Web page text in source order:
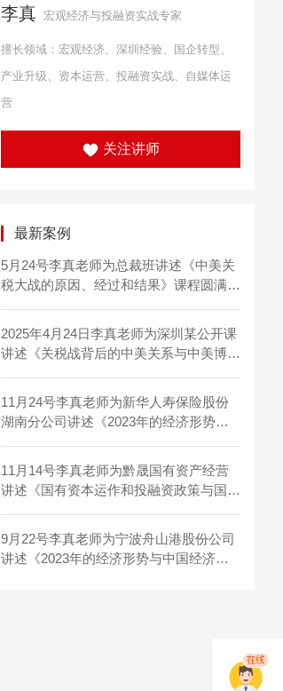
李真 宏观经济与投融资实战专家
擅长领域：宏观经济、深圳经验、国企转型、
产业升级、资本运营、投融资实战、自媒体运
营
关注讲师
最新案例
5月24号李真老师为总裁班讲述《中美关
税大战的原因、经过和结果》课程圆满结
2025年4月24日李真老师为深圳某公开课
讲述《关税战背后的中美关系与中美博
11月24号李真老师为新华人寿保险股份
湖南分公司讲述《2023年的经济形势》
11月14号李真老师为黔晟国有资产经营
讲述《国有资本运作和投融资政策与国企
9月22号李真老师为宁波舟山港股份公司
讲述《2023年的经济形势与中国经济路